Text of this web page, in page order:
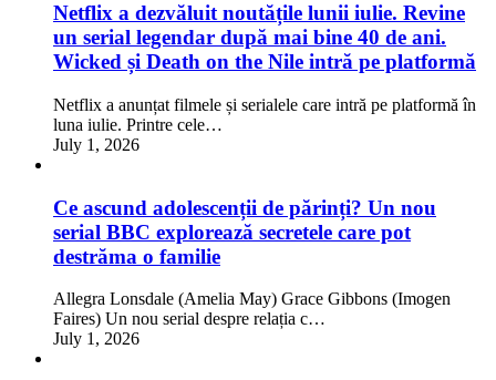
Netflix a dezvăluit noutățile lunii iulie. Revine
un serial legendar după mai bine 40 de ani.
Wicked și Death on the Nile intră pe platformă
Netflix a anunțat filmele și serialele care intră pe platformă în
luna iulie. Printre cele…
July 1, 2026
Ce ascund adolescenții de părinți? Un nou
serial BBC explorează secretele care pot
destrăma o familie
Allegra Lonsdale (Amelia May) Grace Gibbons (Imogen
Faires) Un nou serial despre relația c…
July 1, 2026